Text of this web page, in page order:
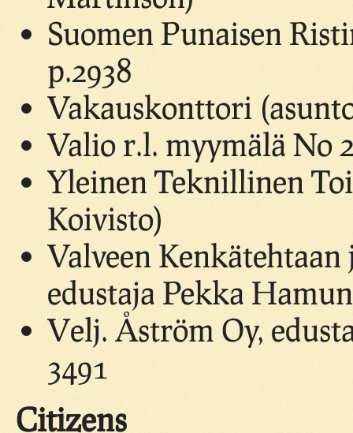
Suomen Punaisen
p.2938
Vakauskonttori
Valio r.l. myymälä No
Yleinen Teknillinen
Koivisto)
Valveen
edustaja Pekka
Velj. Åström Oy,
3491
Citizens